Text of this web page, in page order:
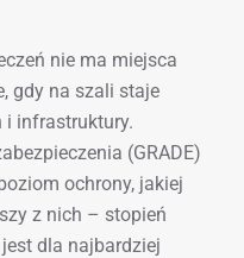
nie ma miejsca
gdy na szali staje
i infrastruktury.
(GRADE)
ochrony, jakiej
z nich – stopień
dla najbardziej